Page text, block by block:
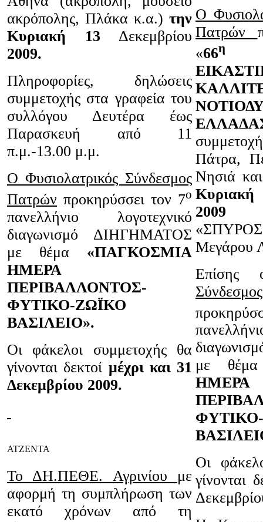
ακρόπολης, Πλάκα κ.α.) την
Κυριακή 13 Δεκεμβρίου
2009.
Πληροφορίες, δηλώσεις
συμμετοχής στα γραφεία του
συλλόγου Δευτέρα έως
Παρασκευή από 11
π.μ.-13.00 μ.μ.
Ο Φυσιολατρικός Σύνδεσμος
Πατρών προκηρύσσει τον 7ο
πανελλήνιο λογοτεχνικό
διαγωνισμό ΔΙΗΓΗΜΑΤΟΣ
με θέμα «ΠΑΓΚΟΣΜΙΑ
ΗΜΕΡΑ
ΠΕΡΙΒΑΛΛΟΝΤΟΣ-
ΦΥΤΙΚΟ-ΖΩΪΚΟ
ΒΑΣΙΛΕΙΟ».
Οι φάκελοι συμμετοχής θα
γίνονται δεκτοί μέχρι και 31
Δεκεμβρίου 2009.
ΑΤΖΕΝΤΑ
Το ΔΗ.ΠΕΘΕ. Αγρινίου με
αφορμή τη συμπλήρωση των
εκατό χρόνων από τη
Ο
Πατρών
«66η
Πάτρα,
Νησιά
2009
Μεγάρου
Επίσης
με
ΗΜΕΡΑ
Οι
γίνονται